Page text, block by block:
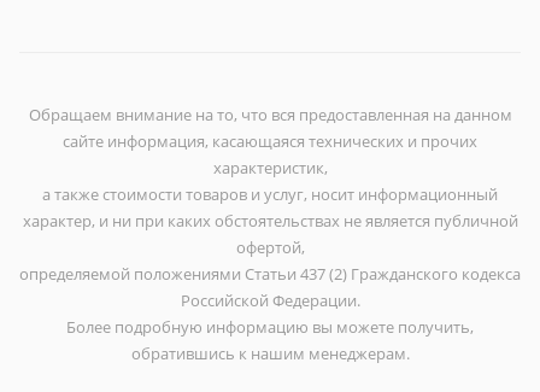
Обращаем внимание на то, что вся предоставленная на данном
сайте информация, касающаяся технических и прочих
характеристик,
а также стоимости товаров и услуг, носит информационный
характер, и ни при каких обстоятельствах не является публичной
офертой,
определяемой положениями Статьи 437 (2) Гражданского кодекса
Российской Федерации.
Более подробную информацию вы можете получить,
обратившись к нашим менеджерам.